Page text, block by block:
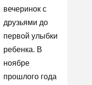
вечеринок с
друзьями до
первой улыбки
ребенка. В
ноябре
прошлого года